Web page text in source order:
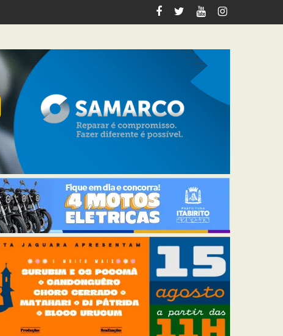
Itabirito